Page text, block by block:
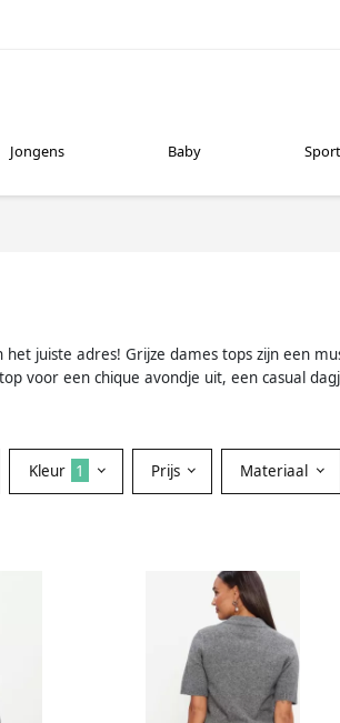
Jongens Baby Sport
juiste adres! Grijze dames tops zijn een
voor een chique avondje uit, een casual
Kleur 1 Prijs Materiaal